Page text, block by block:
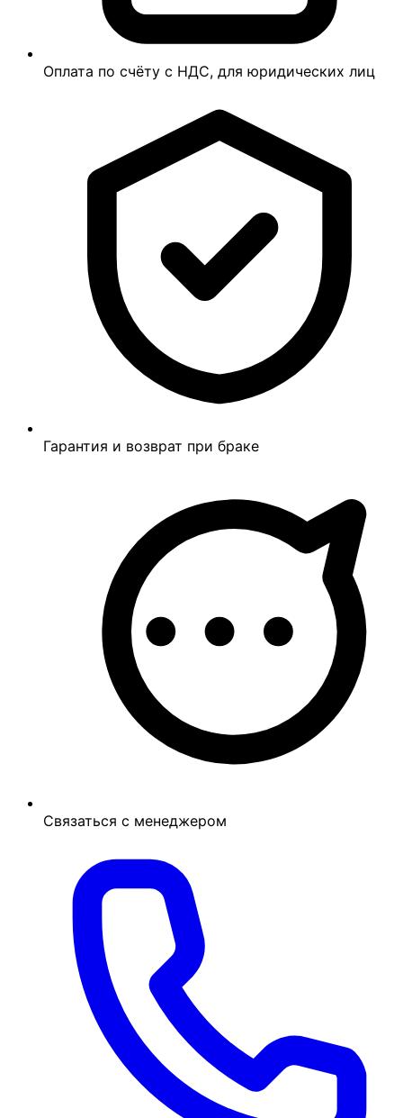
Оплата по счёту с НДС, для юридических лиц
Гарантия и возврат при браке
Связаться с менеджером